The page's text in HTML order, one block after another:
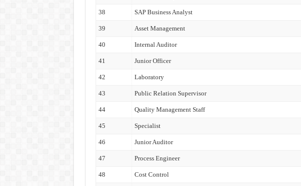
38 SAP Business Analyst
39 Asset Management
40 Internal Auditor
41 Junior Officer
42 Laboratory
43 Public Relation Supervisor
44 Quality Management Staff
45 Specialist
46 Junior Auditor
47 Process Engineer
48 Cost Control